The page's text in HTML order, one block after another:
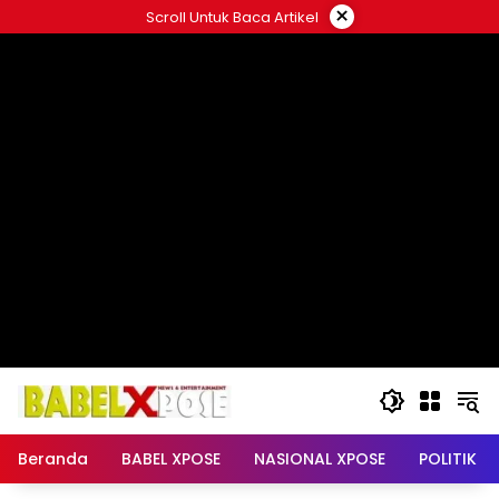
ke
Scroll Untuk Baca Artikel ×
Beranda BABEL XPOSE NASIONAL XPOSE POLITIK